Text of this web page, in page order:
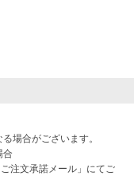
合
注文承諾メール」にてご